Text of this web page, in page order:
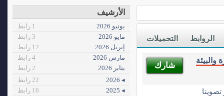
التحميلات الروابط
شارك
تصويتا
الأرشيف
يونيو 2026
1 رابط
مايو 2026
3 رابط
إبريل 2026
12 رابط
مارس 2026
4 رابط
يناير 2026
2 رابط
◂ 2026
22 رابط
◂ 2025
16 رابط